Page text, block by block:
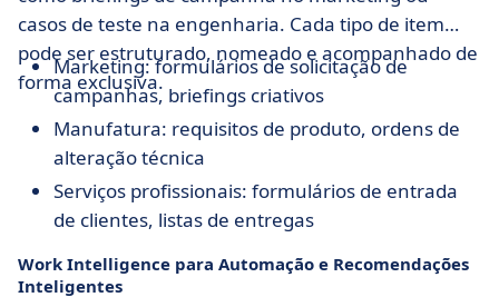
casos de teste na engenharia. Cada tipo de item
pode ser estruturado, nomeado e acompanhado de
forma exclusiva.
Marketing: formulários de solicitação de
campanhas, briefings criativos
Manufatura: requisitos de produto, ordens de
alteração técnica
Serviços profissionais: formulários de entrada
de clientes, listas de entregas
Work Intelligence para Automação e Recomendações
Inteligentes